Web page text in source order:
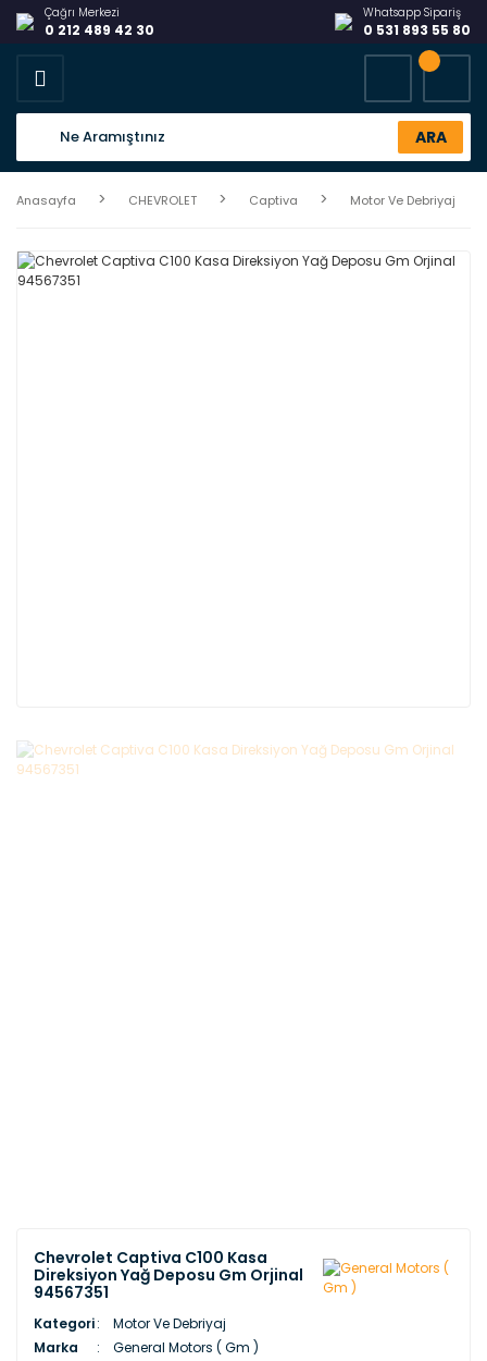
Çağrı Merkezi
0 212 489 42 30
Whatsapp Sipariş
0 531 893 55 80
ARA
Anasayfa CHEVROLET Captiva Motor Ve Debriyaj
Chevrolet Captiva C100 Kasa
Direksiyon Yağ Deposu Gm Orjinal
94567351
Kategori
Motor Ve Debriyaj
Marka
General Motors ( Gm )